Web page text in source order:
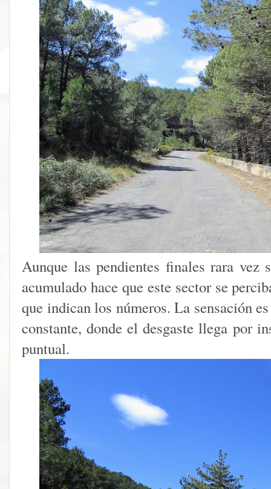
Aunque las pendientes finales rara vez
acumulado hace que este sector se
que indican los números. La sensación
constante, donde el desgaste llega por
puntual.